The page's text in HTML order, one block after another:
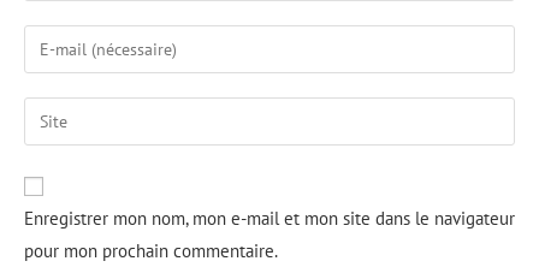
Enregistrer mon nom, mon e-mail et mon site dans le navigateur
pour mon prochain commentaire.